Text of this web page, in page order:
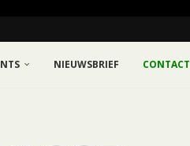
NIEUWSBRIEF CONTACT